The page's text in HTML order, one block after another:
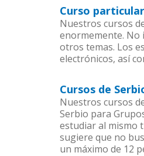
Curso
Nuestros cursos
enormemente. No
otros temas. Los
electrónicos, así
Cursos de
Nuestros cursos
Serbio para
estudiar al mismo
sugiere que no
un máximo de 12